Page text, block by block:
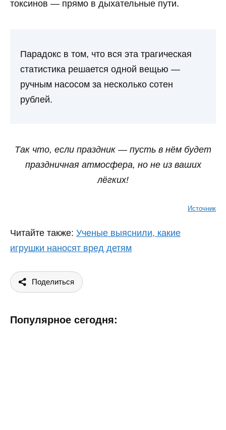
токсинов — прямо в дыхательные пути.
Парадокс в том, что вся эта трагическая
статистика решается одной вещью —
ручным насосом за несколько сотен
рублей.
Так что, если праздник — пусть в нём будет
праздничная атмосфера, но не из ваших
лёгких!
Источник
Читайте также: Ученые выяснили, какие
игрушки наносят вред детям
Поделиться
Популярное сегодня: